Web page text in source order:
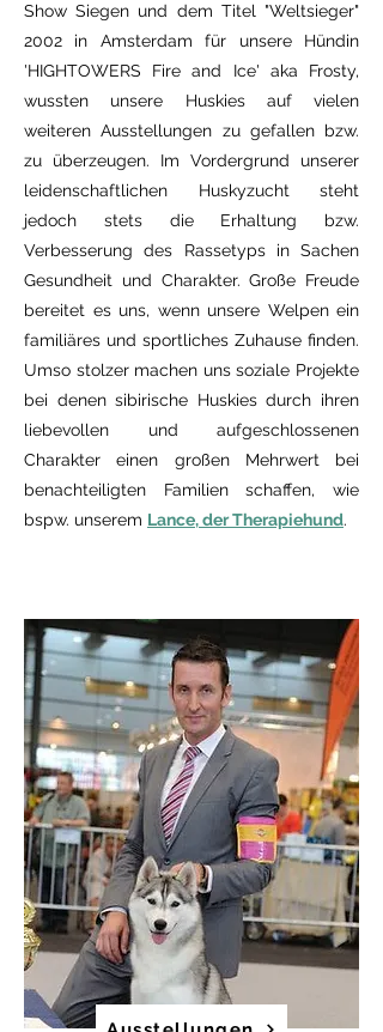
Show Siegen und dem Titel "Weltsieger"
2002 in Amsterdam für unsere Hündin
'HIGHTOWERS Fire and Ice' aka Frosty,
wussten unsere Huskies auf vielen
weiteren Ausstellungen zu gefallen bzw.
zu überzeugen. Im Vordergrund unserer
leidenschaftlichen Huskyzucht steht
jedoch stets die Erhaltung bzw.
Verbesserung des Rassetyps in Sachen
Gesundheit und Charakter. Große Freude
bereitet es uns, wenn unsere Welpen ein
familiäres und sportliches Zuhause finden.
Umso stolzer machen uns soziale Projekte
bei denen sibirische Huskies durch ihren
liebevollen und aufgeschlossenen
Charakter einen großen Mehrwert bei
benachteiligten Familien schaffen, wie
bspw. unserem Lance, der Therapiehund.